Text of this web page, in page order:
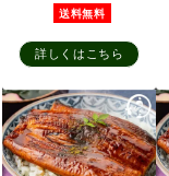
蒲焼 常温保存可
能 たれ 山椒付き
送料無料
詳しくはこちら